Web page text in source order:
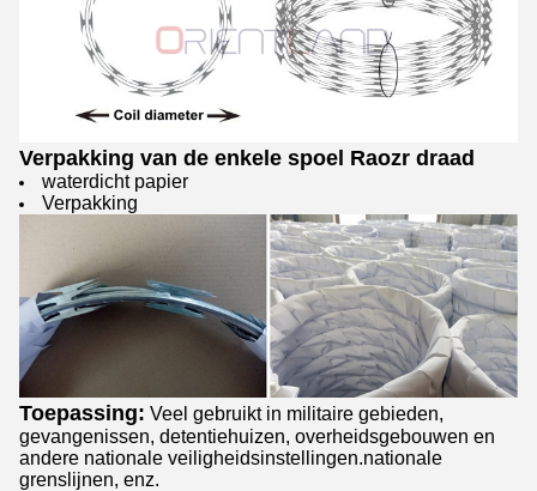
Verpakking van de enkele spoel Raozr draad
waterdicht papier
Verpakking
Toepassing: Veel gebruikt in militaire gebieden,
gevangenissen, detentiehuizen, overheidsgebouwen en
andere nationale veiligheidsinstellingen.nationale
grenslijnen, enz.